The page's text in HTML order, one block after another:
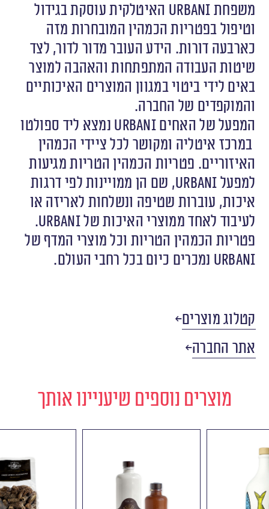
משפחת URBANI האיטלקית עוסקת בגידול
וטיפול בפטריות הכמהין המובחרות מזה
כארבעה דורות. הידע העובר מדור לדור, לצד
שיטות העבודה המתפתחות והאהבה למוצר
באים לידי ביטוי במגוון המוצרים האיכותיים
והמוקפדים של החברה.
המפעל של האחים URBANI נמצא ליד ספולטו
במרכז איטליה ומקושר לכל ציידי הכמהין
האיזוריים. פטריות הכמהין הטריות מגיעות
למפעל URBANI, שם הן ממויינות לפי דרגות
איכות, עוברות שטיפה ונשלחות לאריזה או
לעיבוד לאחד ממוצרי האיכות של URBANI.
פטריות הכמהין הטריות וכל מוצרי המדף של
URBANI נמכרים כיום בכל רחבי העולם.
קטלוג מוצרים
אתר החברה
מוצרים נוספים שיעניינו אותך